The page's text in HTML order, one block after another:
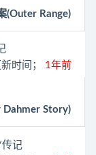
(Outer Range)
时间；
1年前
Dahmer Story)
记